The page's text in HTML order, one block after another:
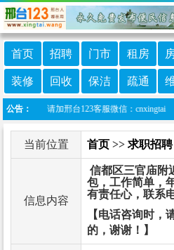
首页 招聘 门市 租房
装修 回收 保洁 疏通
公告：
置顶！请加邢台123客服微信：cnxingtai
当前位置 首页 >> 求职招聘
信息内容
信都区三官庙附
包，工作简单，
有责任心，联系
【电话咨询时，
的，谢谢！】